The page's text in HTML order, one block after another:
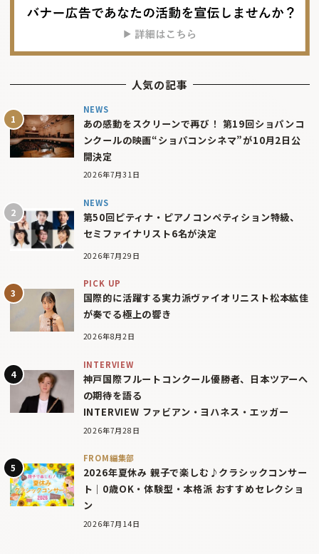
人気の記事
NEWS
あの感動をスクリーンで再び！ 第19回ショパンコ
ンクールの映画“ショパコンシネマ”が10月2日公
開決定
2026年7月31日
NEWS
第50回ピティナ・ピアノコンペティション特級、
セミファイナリスト6名が決定
2026年7月29日
PICK UP
国際的に活躍する実力派ヴァイオリニスト松本紘佳
が奏でる極上の響き
2026年8月2日
INTERVIEW
神戸国際フルートコンクール優勝者、日本ツアーへ
の期待を語る
INTERVIEW ファビアン・ヨハネス・エッガー
2026年7月28日
FROM編集部
2026年夏休み 親子で楽しむ♪クラシックコンサー
ト｜0歳OK・体験型・本格派 おすすめセレクショ
ン
2026年7月14日